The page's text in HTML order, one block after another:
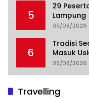
5
29 Peserta
Lampung
05/08/2026
6
Tradisi
Masuk
05/08/2026
Travelling